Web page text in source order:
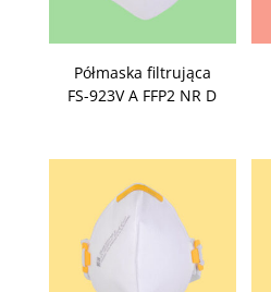
Półmaska filtrująca
FS-923V A FFP2 NR D